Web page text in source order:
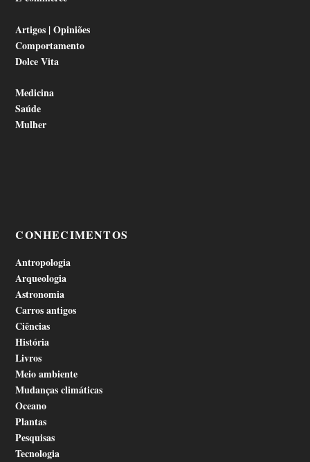
Artigos | Opiniões
Comportamento
Dolce Vita
Medicina
Saúde
Mulher
CONHECIMENTOS
Antropologia
Arqueologia
Astronomia
Carros antigos
Ciências
História
Livros
Meio ambiente
Mudanças climáticas
Oceano
Plantas
Pesquisas
Tecnologia